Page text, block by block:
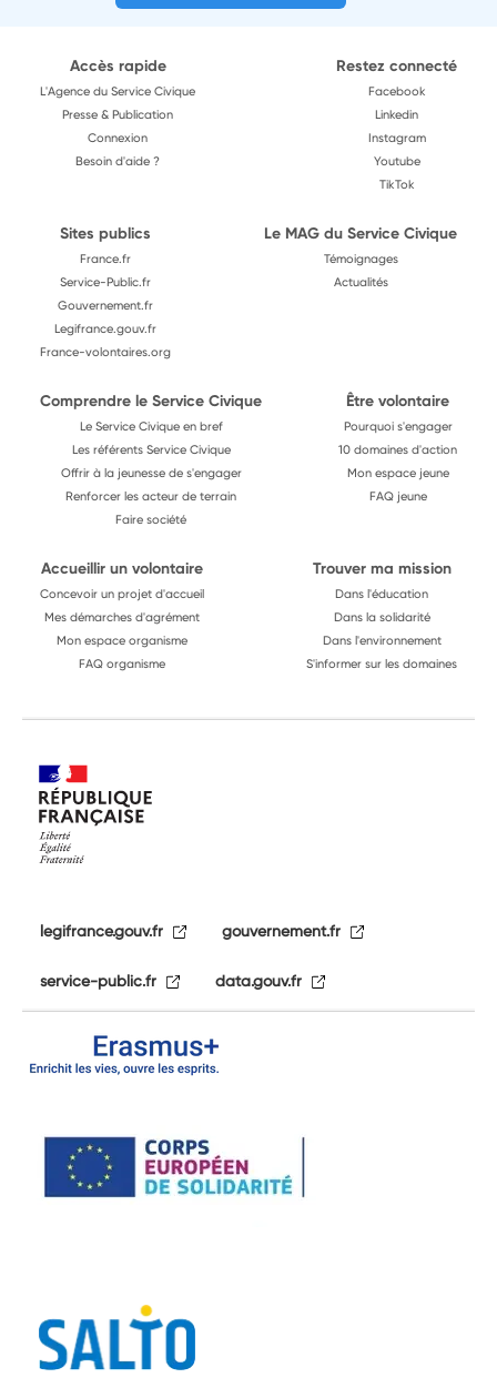
Accès rapide
L'Agence du Service Civique
Presse & Publication
Connexion
Besoin d'aide ?
Restez connecté
Facebook
Linkedin
Instagram
Youtube
TikTok
Sites publics
France.fr
Service-Public.fr
Gouvernement.fr
Legifrance.gouv.fr
France-volontaires.org
Le MAG du Service Civique
Témoignages
Actualités
Comprendre le Service Civique
Le Service Civique en bref
Les référents Service Civique
Offrir à la jeunesse de s'engager
Renforcer les acteur de terrain
Faire société
Être volontaire
Pourquoi s'engager
10 domaines d'action
Mon espace jeune
FAQ jeune
Accueillir un volontaire
Concevoir un projet d'accueil
Mes démarches d'agrément
Mon espace organisme
FAQ organisme
Trouver ma mission
Dans l'éducation
Dans la solidarité
Dans l'environnement
S'informer sur les domaines
legifrance.gouv.fr gouvernement.fr
service-public.fr data.gouv.fr